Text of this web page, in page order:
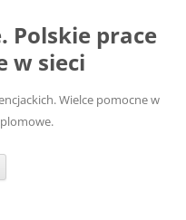
Polskie prace
w sieci
Wielce pomocne w